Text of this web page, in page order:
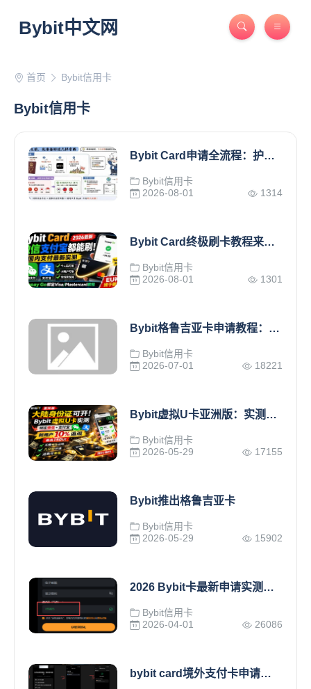
Bybit中文网
首页 Bybit信用卡
Bybit信用卡
Bybit Card申请全流程：护照开卡，支持微信、支付宝、Apple Pay
Bybit信用卡
2026-08-01
1314
Bybit Card终极刷卡教程来了！国内微信支付宝通吃，个人码全支持！
Bybit信用卡
2026-08-01
1301
Bybit格鲁吉亚卡申请教程：中国用户开通 Bybit Card详细攻略
Bybit信用卡
2026-07-01
18221
Bybit虚拟U卡亚洲版：实测大陆用户可开通，绑定微信支付宝
Bybit信用卡
2026-05-29
17155
Bybit推出格鲁吉亚卡
Bybit信用卡
2026-05-29
15902
2026 Bybit卡最新申请实测，附合规操作指南+风险提示
Bybit信用卡
2026-04-01
26086
bybit card境外支付卡申请与使用全攻略